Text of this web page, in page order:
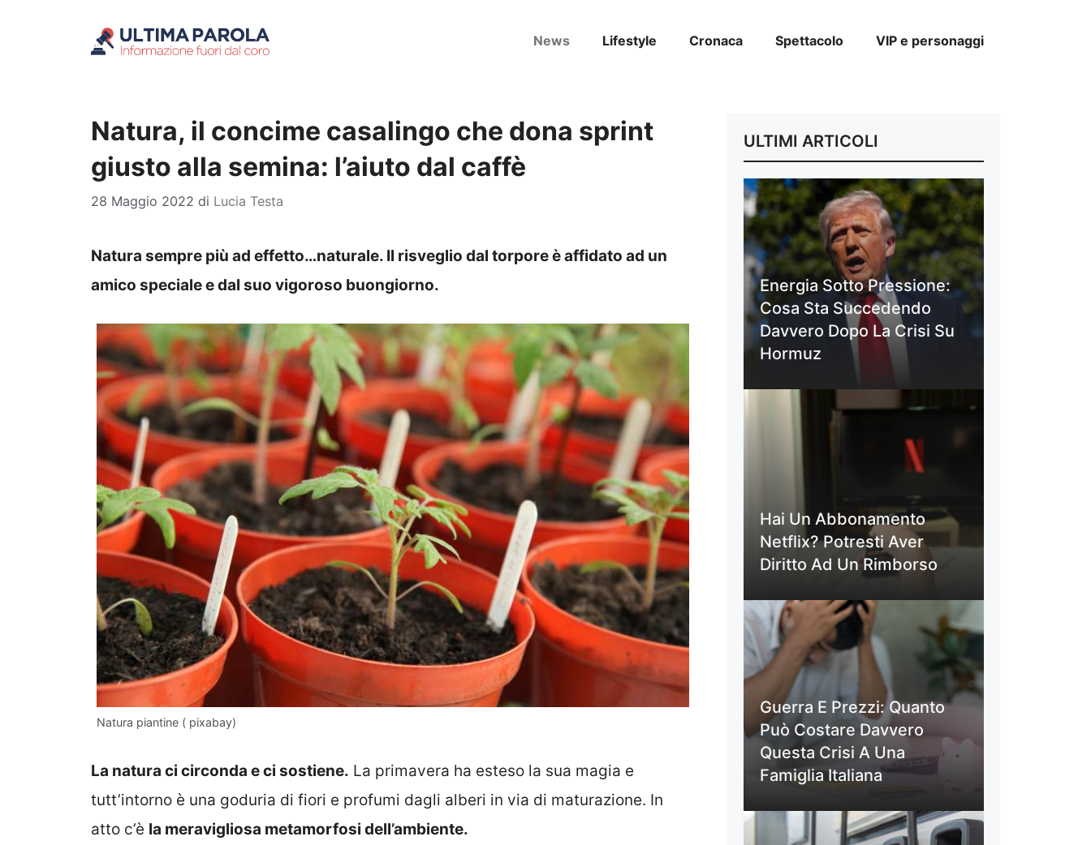
News Lifestyle Cronaca Spettacolo VIP e personaggi
Natura, il concime casalingo che dona sprint
giusto alla semina: l’aiuto dal caffè
28 Maggio 2022 di Lucia Testa
Natura sempre più ad effetto…naturale. Il risveglio dal torpore è affidato ad un
amico speciale e dal suo vigoroso buongiorno.
Natura piantine ( pixabay)
La natura ci circonda e ci sostiene. La primavera ha esteso la sua magia e
tutt’intorno è una goduria di fiori e profumi dagli alberi in via di maturazione. In
atto c’è la meravigliosa metamorfosi dell’ambiente.
ULTIMI ARTICOLI
Energia Sotto Pressione:
Cosa Sta Succedendo
Davvero Dopo La Crisi Su
Hormuz
Hai Un Abbonamento
Netflix? Potresti Aver
Diritto Ad Un Rimborso
Guerra E Prezzi: Quanto
Può Costare Davvero
Questa Crisi A Una
Famiglia Italiana